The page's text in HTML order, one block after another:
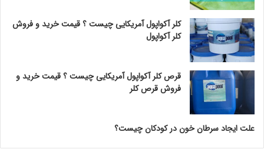
کلر آکواپول آمریکایی چیست ؟ قیمت خرید و فروش
کلر آکواپول
قرص کلر آکواپول آمریکایی چیست ؟ قیمت خرید و
فروش قرص کلر
علت ایجاد سرطان خون در کودکان چیست؟